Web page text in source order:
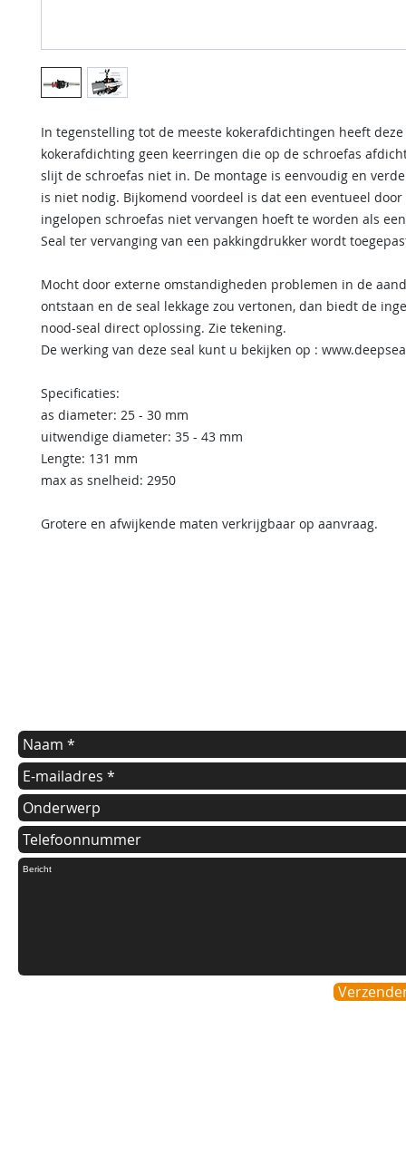
In tegenstelling tot de meeste kokerafdichtingen heeft deze
kokerafdichting geen keerringen die op de schroefas
slijt de schroefas niet in. De montage is eenvoudig en
is niet nodig. Bijkomend voordeel is dat een eventueel door
ingelopen schroefas niet vervangen hoeft te worden als
Seal ter vervanging van een pakkingdrukker wordt
Mocht door externe omstandigheden problemen in de
ontstaan en de seal lekkage zou vertonen, dan biedt de
nood-seal direct oplossing. Zie tekening.
De werking van deze seal kunt u bekijken op :
Specificaties:
as diameter: 25 - 30 mm
uitwendige diameter: 35 - 43 mm
Lengte: 131 mm
max as snelheid: 2950
Grotere en afwijkende maten verkrijgbaar op aanvraag.